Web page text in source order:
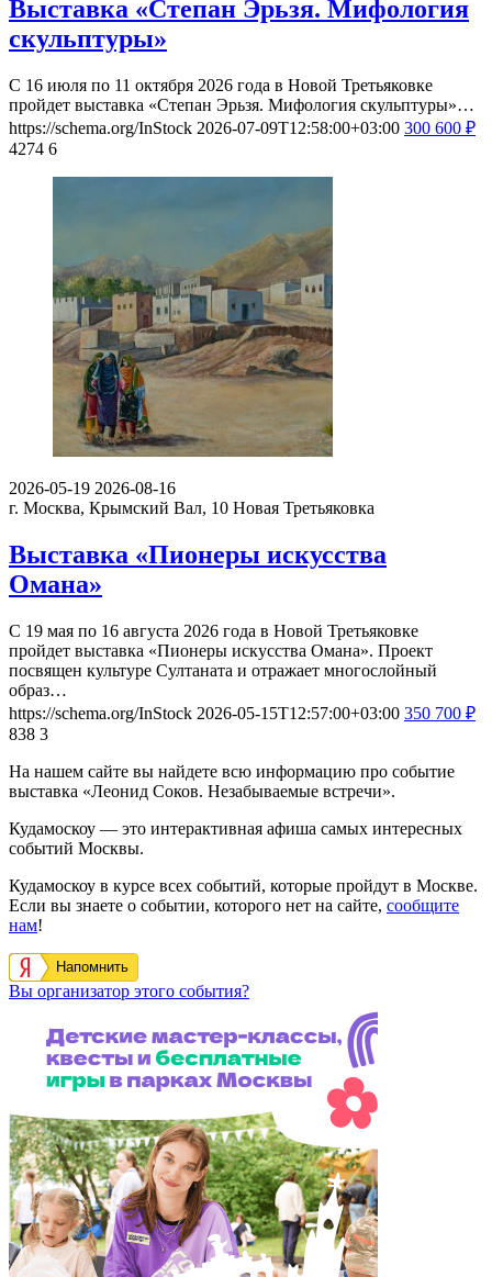
Выставка «Степан Эрьзя. Мифология
скульптуры»
С 16 июля по 11 октября 2026 года в Новой Третьяковке
пройдет выставка «Степан Эрьзя. Мифология скульптуры»…
https://schema.org/InStock 2026-07-09T12:58:00+03:00 300 600 ₽
4274 6
2026-05-19 2026-08-16
г. Москва, Крымский Вал, 10 Новая Третьяковка
Выставка «Пионеры искусства
Омана»
С 19 мая по 16 августа 2026 года в Новой Третьяковке
пройдет выставка «Пионеры искусства Омана». Проект
посвящен культуре Султаната и отражает многослойный
образ…
https://schema.org/InStock 2026-05-15T12:57:00+03:00 350 700 ₽
838 3
На нашем сайте вы найдете всю информацию про событие
выставка «Леонид Соков. Незабываемые встречи».
Кудамоскоу — это интерактивная афиша самых интересных
событий Москвы.
Кудамоскоу в курсе всех событий, которые пройдут в Москве.
Если вы знаете о событии, которого нет на сайте, сообщите
нам!
Напомнить
Вы организатор этого события?